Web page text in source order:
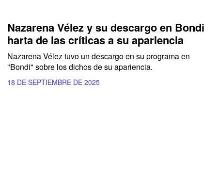
Nazarena Vélez y su descargo en Bondi
harta de las críticas a su apariencia
Nazarena Vélez tuvo un descargo en su programa en
"Bondi" sobre los dichos de su apariencia.
18 DE SEPTIEMBRE DE 2025